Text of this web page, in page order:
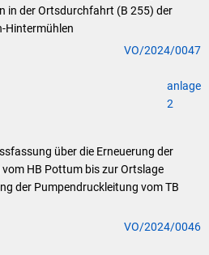
in der Ortsdurchfahrt (B 255) der
Hintermühlen
VO/2024/0047
anlage
2
über die Erneuerung der
HB Pottum bis zur Ortslage
der Pumpendruckleitung vom TB
VO/2024/0046